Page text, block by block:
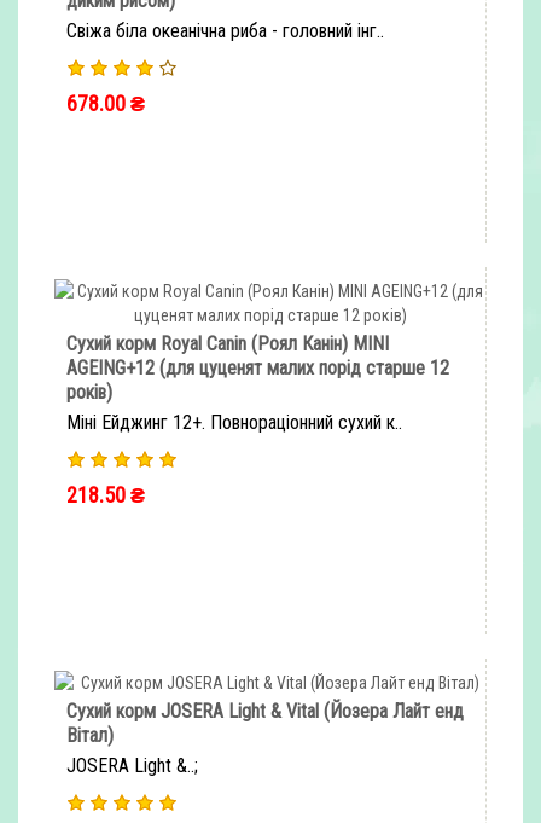
Свіжа біла океанічна риба - головний інг..
678.00 ₴
Сухий корм Royal Canin (Роял Канін) MINI
AGEING+12 (для цуценят малих порід старше 12
років)
Міні Ейджинг 12+. Повнораціонний сухий к..
218.50 ₴
Сухий корм JOSERA Light & Vital (Йозера Лайт енд
Вітал)
JOSERA Light &..;